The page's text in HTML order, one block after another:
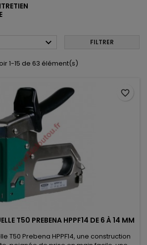
 FILTRER
1-15 de 63 élément(s)
T50 PREBENA HPPF14 DE 6 À 14 MM
T50 Prebena HPPF14, une construction
favorite_border